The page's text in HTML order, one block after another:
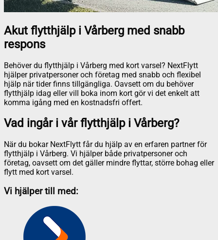
Akut flytthjälp i Vårberg med snabb
respons
Behöver du flytthjälp i Vårberg med kort varsel? NextFlytt
hjälper privatpersoner och företag med snabb och flexibel
hjälp när tider finns tillgängliga. Oavsett om du behöver
flytthjälp idag eller vill boka inom kort gör vi det enkelt att
komma igång med en kostnadsfri offert.
Vad ingår i vår flytthjälp i Vårberg?
När du bokar NextFlytt får du hjälp av en erfaren partner för
flytthjälp i Vårberg. Vi hjälper både privatpersoner och
företag, oavsett om det gäller mindre flyttar, större bohag eller
flytt med kort varsel.
Vi hjälper till med: